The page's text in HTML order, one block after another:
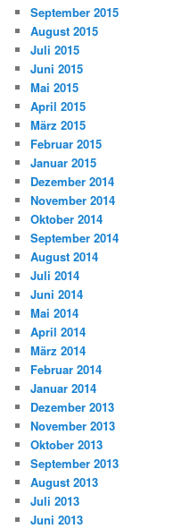
September 2015
August 2015
Juli 2015
Juni 2015
Mai 2015
April 2015
März 2015
Februar 2015
Januar 2015
Dezember 2014
November 2014
Oktober 2014
September 2014
August 2014
Juli 2014
Juni 2014
Mai 2014
April 2014
März 2014
Februar 2014
Januar 2014
Dezember 2013
November 2013
Oktober 2013
September 2013
August 2013
Juli 2013
Juni 2013